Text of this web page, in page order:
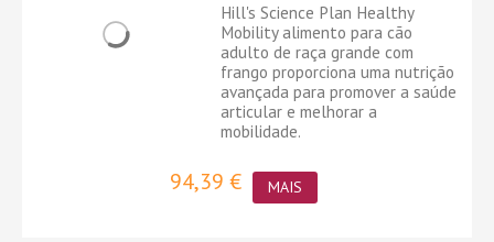
Hill's Science Plan Healthy
Mobility alimento para cão
adulto de raça grande com
frango proporciona uma nutrição
avançada para promover a saúde
articular e melhorar a
mobilidade.
94,39 € MAIS